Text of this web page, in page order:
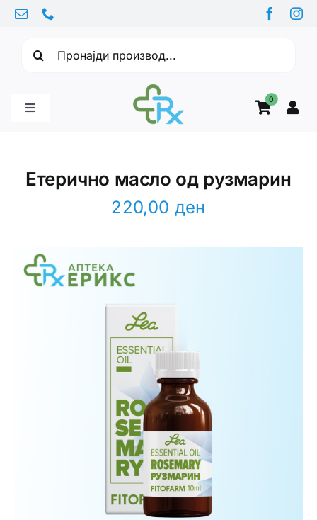
Skip
content
0
Toggle
Интимно здравје
Медицински апрати
Етерично масло од рузмарин
220,00 ден